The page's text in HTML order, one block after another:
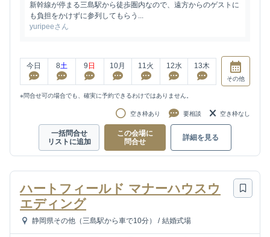
新幹線が停まる三島駅から徒歩圏内なので、遠方からのゲストに
も負担をかけずに参列してもらう...
yuripeeさん
今日 8土 9 日 10月 11 火 12水 13木
その他
※問合せ可の場合でも、確実に予約できるわけではありません。
空き枠あり 要相談 空き枠なし
一括問合せ
リストに追加
この会場に
問合せ
詳細を見る
ハートフィールド マナーハウスウ
エディング
静岡県その他（三島駅から車で10分） / 結婚式場